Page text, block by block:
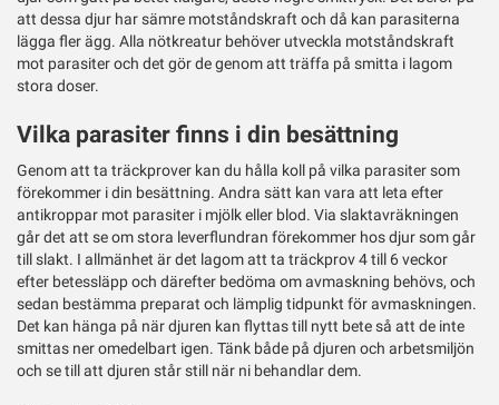
att dessa djur har sämre motståndskraft och då kan parasiterna
lägga fler ägg. Alla nötkreatur behöver utveckla motståndskraft
mot parasiter och det gör de genom att träffa på smitta i lagom
stora doser.
Vilka parasiter finns i din besättning
Genom att ta träckprover kan du hålla koll på vilka parasiter som
förekommer i din besättning. Andra sätt kan vara att leta efter
antikroppar mot parasiter i mjölk eller blod. Via slaktavräkningen
går det att se om stora leverflundran förekommer hos djur som går
till slakt. I allmänhet är det lagom att ta träckprov 4 till 6 veckor
efter betessläpp och därefter bedöma om avmaskning behövs, och
sedan bestämma preparat och lämplig tidpunkt för avmaskningen.
Det kan hänga på när djuren kan flyttas till nytt bete så att de inte
smittas ner omedelbart igen. Tänk både på djuren och arbetsmiljön
och se till att djuren står still när ni behandlar dem.